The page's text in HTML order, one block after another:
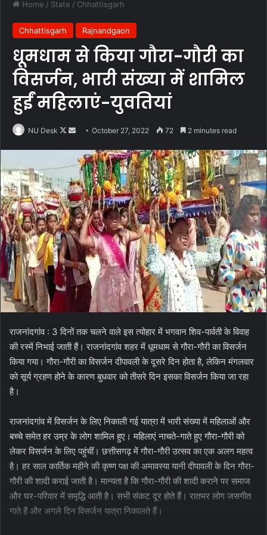
Home / State / Chhattisgarh
Chhattisgarh Rajnandgaon
धूमधाम से किया गौरा-गौरी का
विसर्जन, भारी संख्या में शामिल
हुईं महिलाएं-युवतियां
NU Desk
Follow
Send
email
October 27, 2022 72 2 minutes read
राजनांदगांव : 3 दिनों तक चलने वाले इस त्योहार में भगवान शिव-पार्वती के विवाह
की रस्में निभाई जाती हैं। राजनांदगांव शहर में धूमधाम से गौरा-गौरी का विसर्जन
किया गया। गौरा-गौरी का विसर्जन दीपावली के दूसरे दिन होता है, लेकिन मंगलवार
को सूर्य ग्रहण होने के कारण बुधवार को तीसरे दिन इसका विसर्जन किया जा रहा
है।
राजनांदगांव में विसर्जन के लिए निकाली गई यात्रा में भारी संख्या में महिलाओं और
बच्चे समेत हर उम्र के लोग शामिल हुए। महिलाएं नाचते-गाते हुए गौरा-गौरी को
लेकर विसर्जन के लिए पहुंचीं। छत्तीसगढ़ में गौरा-गौरी उत्सव का एक अलग महत्व
है। हर साल कार्तिक महीने की कृष्ण पक्ष की अमावस्या यानी दीपावली के दिन गौरा-
गौरी की शादी कराई जाती है। मान्यता है कि गौरा-गौरी की शादी कराने पर समाज
और घर-परिवार में समृद्धि आती है। सभी संकट दूर होते हैं। रातभर लोग जसगीत
गाते हैं और अगले दिन विसर्जन यात्रा निकालते हैं।